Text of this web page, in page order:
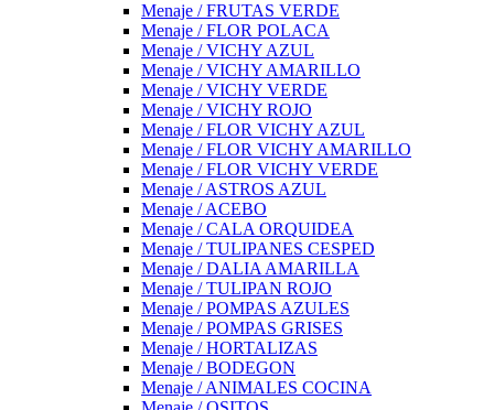
Menaje / FRUTAS VERDE
Menaje / FLOR POLACA
Menaje / VICHY AZUL
Menaje / VICHY AMARILLO
Menaje / VICHY VERDE
Menaje / VICHY ROJO
Menaje / FLOR VICHY AZUL
Menaje / FLOR VICHY AMARILLO
Menaje / FLOR VICHY VERDE
Menaje / ASTROS AZUL
Menaje / ACEBO
Menaje / CALA ORQUIDEA
Menaje / TULIPANES CESPED
Menaje / DALIA AMARILLA
Menaje / TULIPAN ROJO
Menaje / POMPAS AZULES
Menaje / POMPAS GRISES
Menaje / HORTALIZAS
Menaje / BODEGON
Menaje / ANIMALES COCINA